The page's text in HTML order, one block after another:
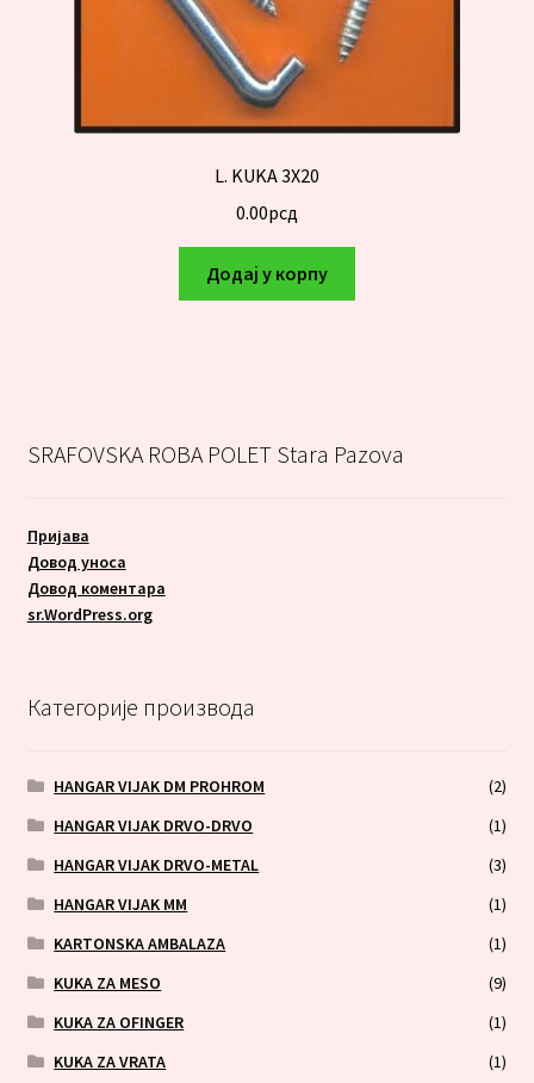
L. KUKA 3X20
0.00рсд
Додај у корпу
SRAFOVSKA ROBA POLET Stara Pazova
Пријава
Довод уноса
Довод коментара
sr.WordPress.org
Категорије производа
HANGAR VIJAK DM PROHROM
(2)
HANGAR VIJAK DRVO-DRVO
(1)
HANGAR VIJAK DRVO-METAL
(3)
HANGAR VIJAK MM
(1)
KARTONSKA AMBALAZA
(1)
KUKA ZA MESO
(9)
KUKA ZA OFINGER
(1)
KUKA ZA VRATA
(1)